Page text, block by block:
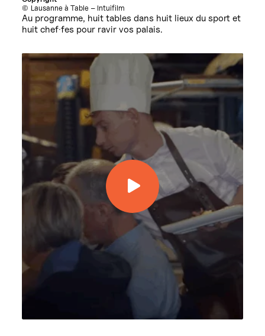
Lausanne à Table – Intuifilm
Au programme, huit tables dans huit lieux du sport et
huit chef·fes pour ravir vos palais.